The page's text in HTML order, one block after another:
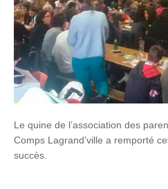
Le quine de l’association des
Comps Lagrand’ville a remporté
succès.